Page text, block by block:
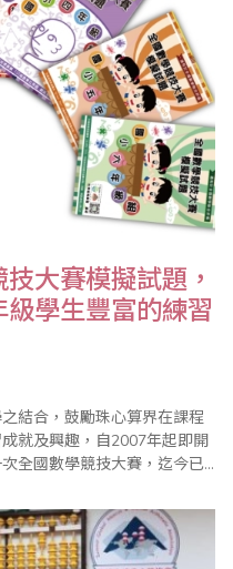
大賽模擬試題，
學生豐富的練習
結合，鼓勵珠心算界在課程
就及興趣，自2007年起即開
全國數學競技大賽，迄今已
供考區配合評鑑及比賽參加
省商會推出幼童組、國小一
四年級、國小五..